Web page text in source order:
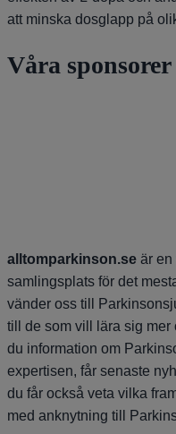
att minska dosglapp på
Våra sponsorer
alltomparkinson.se är en
samlingsplats för det
vänder oss till
till de som vill lära sig
du information om
expertisen, får senaste
du får också veta vilka
med anknytning till